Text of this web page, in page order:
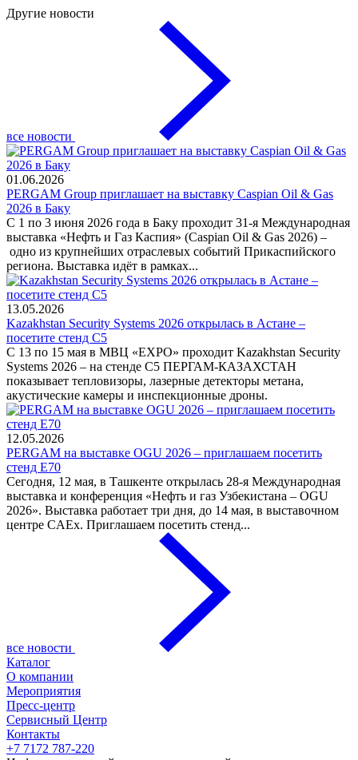
Другие новости
все новости
01.06.2026
PERGAM Group приглашает на выставку Caspian Oil & Gas
2026 в Баку
С 1 по 3 июня 2026 года в Баку проходит 31-я Международная
выставка «Нефть и Газ Каспия» (Caspian Oil & Gas 2026) –
одно из крупнейших отраслевых событий Прикаспийского
региона. Выставка идёт в рамках...
13.05.2026
Kazakhstan Security Systems 2026 открылась в Астане –
посетите стенд C5
С 13 по 15 мая в МВЦ «EXPO» проходит Kazakhstan Security
Systems 2026 – на стенде C5 ПЕРГАМ-КАЗАХСТАН
показывает тепловизоры, лазерные детекторы метана,
акустические камеры и инспекционные дроны.
12.05.2026
PERGAM на выставке OGU 2026 – приглашаем посетить
стенд E70
Сегодня, 12 мая, в Ташкенте открылась 28-я Международная
выставка и конференция «Нефть и газ Узбекистана – OGU
2026». Выставка работает три дня, до 14 мая, в выставочном
центре CAEx. Приглашаем посетить стенд...
все новости
Каталог
О компании
Мероприятия
Пресс-центр
Сервисный Центр
Контакты
+7 7172 787-220